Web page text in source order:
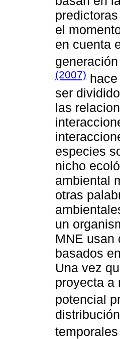
el
en cuenta
(2007)
ser
las
especies
nicho
ambiental
otras
un
MNE usan
basados
Una vez
proyecta a
potencial